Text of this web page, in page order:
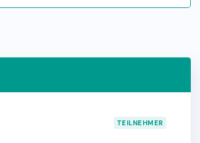
TEILNEHMER